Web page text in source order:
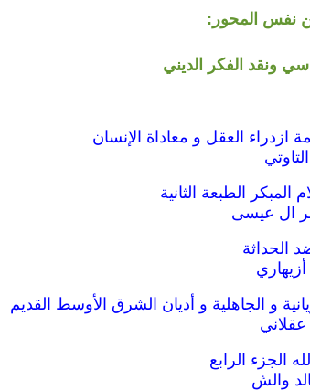
نفس المحور:
ونقد الفكر الديني
العقل و معاداة الإنسان
المبكر الطبعة الثانية
ال عيسى
الحداثة
و الجاهلية و أديان الشرق الأوسط القديم
الجزء الرابع
والش